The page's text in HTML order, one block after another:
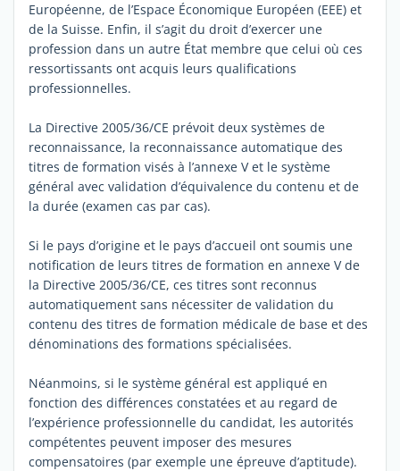
Européenne, de l’Espace Économique Européen (EEE) et
de la Suisse. Enfin, il s’agit du droit d’exercer une
profession dans un autre État membre que celui où ces
ressortissants ont acquis leurs qualifications
professionnelles.
La Directive 2005/36/CE prévoit deux systèmes de
reconnaissance, la reconnaissance automatique des
titres de formation visés à l’annexe V et le système
général avec validation d’équivalence du contenu et de
la durée (examen cas par cas).
Si le pays d’origine et le pays d’accueil ont soumis une
notification de leurs titres de formation en annexe V de
la Directive 2005/36/CE, ces titres sont reconnus
automatiquement sans nécessiter de validation du
contenu des titres de formation médicale de base et des
dénominations des formations spécialisées.
Néanmoins, si le système général est appliqué en
fonction des différences constatées et au regard de
l’expérience professionnelle du candidat, les autorités
compétentes peuvent imposer des mesures
compensatoires (par exemple une épreuve d’aptitude).